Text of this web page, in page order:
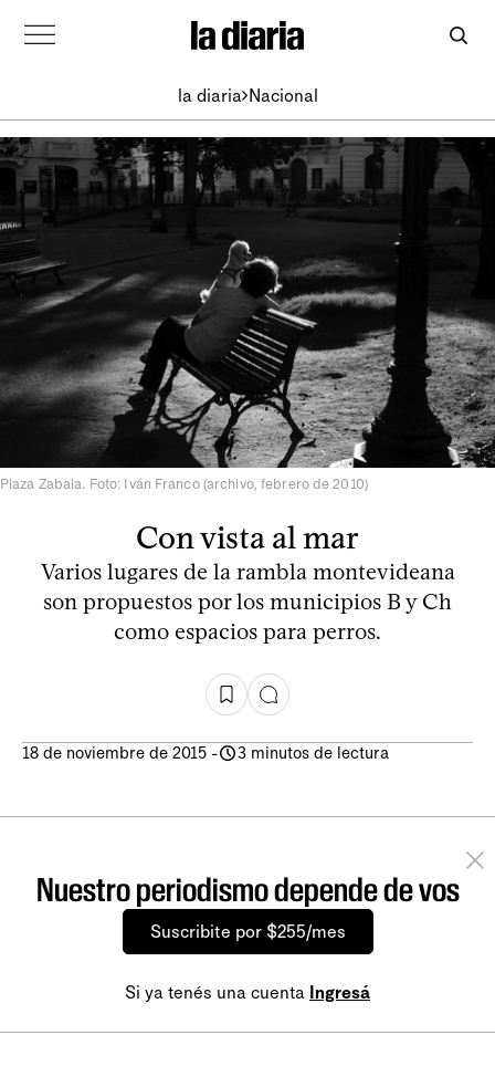
la diaria Nacional
Plaza Zabala. Foto: Iván Franco (archivo, febrero de 2010)
Con vista al mar
Varios lugares de la rambla montevideana
son propuestos por los municipios B y Ch
como espacios para perros.
18 de noviembre de 2015 - 3 minutos de lectura
Nuestro periodismo depende de vos
Suscribite por $255/mes
Si ya tenés una cuenta Ingresá